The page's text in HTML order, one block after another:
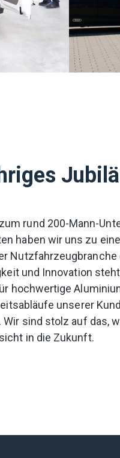
rund 200-Mann-
haben wir uns zu
und Innovation
hochwertige
unserer
Wir sind stolz auf das,
in die Zukunft.